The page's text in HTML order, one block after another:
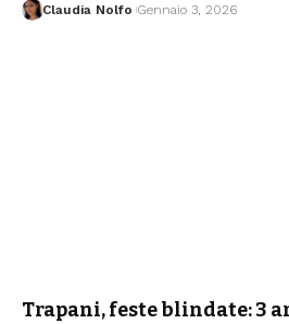
Claudia Nolfo Gennaio 3, 2026
Trapani, feste blindate: 3